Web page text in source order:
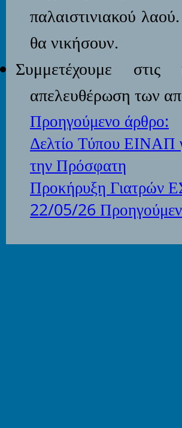
παλαιστινιακού
θα νικήσουν.
Συμμετέχουμε
απελευθέρωση των
Προηγούμενο άρθρο:
Δελτίο Τύπου ΕΙΝΑΠ
την Πρόσφατη
Προκήρυξη Γιατρών
22/05/26